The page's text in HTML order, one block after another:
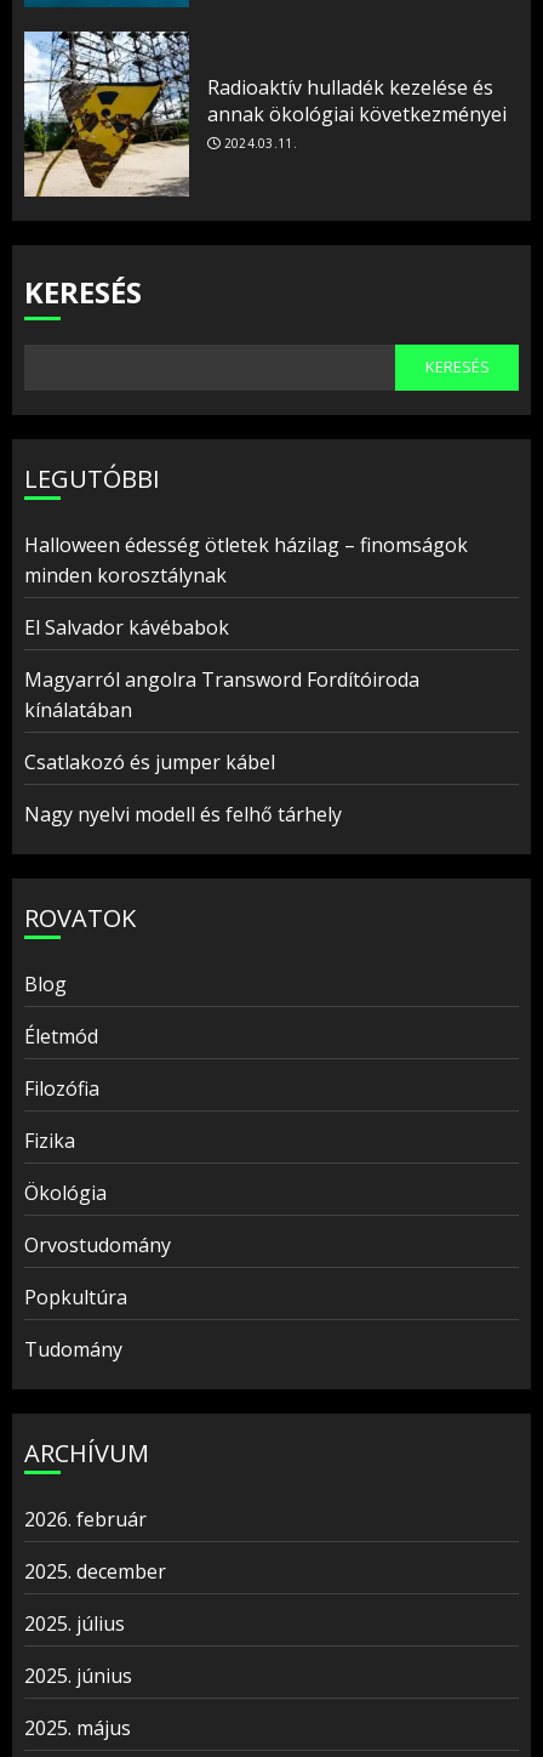
Radioaktív hulladék kezelése és
annak ökológiai következményei
2024.03.11.
KERESÉS
KERESÉS
LEGUTÓBBI
Halloween édesség ötletek házilag – finomságok
minden korosztálynak
El Salvador kávébabok
Magyarról angolra Transword Fordítóiroda
kínálatában
Csatlakozó és jumper kábel
Nagy nyelvi modell és felhő tárhely
ROVATOK
Blog
Életmód
Filozófia
Fizika
Ökológia
Orvostudomány
Popkultúra
Tudomány
ARCHÍVUM
2026. február
2025. december
2025. július
2025. június
2025. május